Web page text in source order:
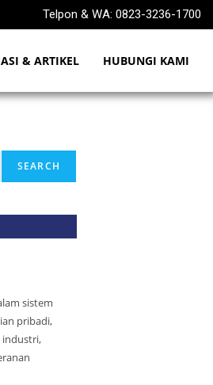
Telpon & WA: 0823-3236-1700
& ARTIKEL HUBUNGI KAMI
SEARCH
sistem
pribadi,
industri,